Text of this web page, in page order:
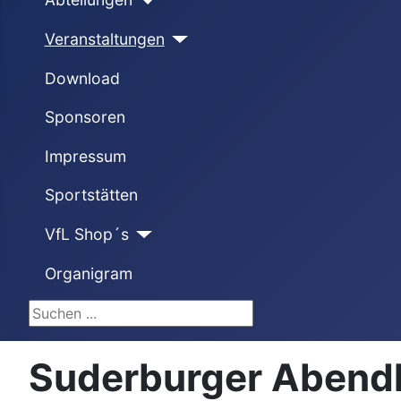
Veranstaltungen
Download
Sponsoren
Impressum
Sportstätten
VfL Shop´s
Organigram
Suchen ...
Suderburger